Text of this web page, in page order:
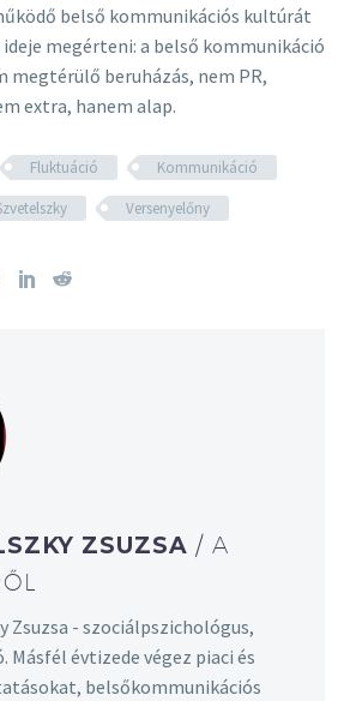
belső kommunikációs kultúrát
megérteni: a belső kommunikáció
megtérülő beruházás, nem PR,
extra, hanem alap.
Fluktuáció
Kommunikáció
Versenyelőny
ZSUZSA/ A
Zsuzsa - szociálpszichológus,
évtizede végez piaci és
belsőkommunikációs